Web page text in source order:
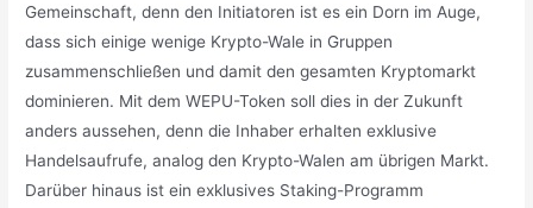
Gemeinschaft, denn den Initiatoren ist es ein Dorn im Auge,
dass sich einige wenige Krypto-Wale in Gruppen
zusammenschließen und damit den gesamten Kryptomarkt
dominieren. Mit dem WEPU-Token soll dies in der Zukunft
anders aussehen, denn die Inhaber erhalten exklusive
Handelsaufrufe, analog den Krypto-Walen am übrigen Markt.
Darüber hinaus ist ein exklusives Staking-Programm